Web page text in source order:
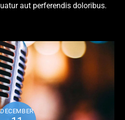
aut perferendis doloribus.
DECEMBER